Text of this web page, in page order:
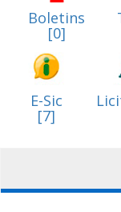
Boletins
[0]
E-Sic
[7]